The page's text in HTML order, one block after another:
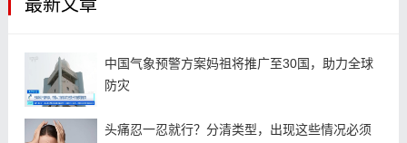
最新文章
中国气象预警方案妈祖将推广至30国，助力全球
防灾
头痛忍一忍就行？分清类型，出现这些情况必须